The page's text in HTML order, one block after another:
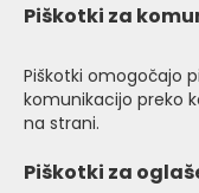
Domov DELOVNI
Piškotki za
Piškotki omogočajo
komunikacijo preko
na strani.
Piškotki za